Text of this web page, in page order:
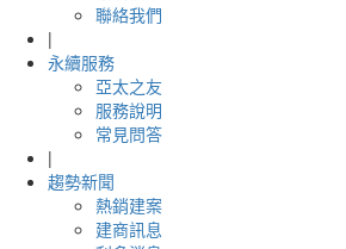
聯絡我們
|
永續服務
亞太之友
服務說明
常見問答
|
趨勢新聞
熱銷建案
建商訊息